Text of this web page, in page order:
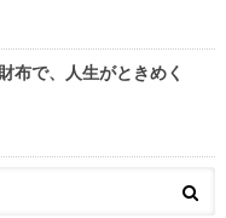
布で、人生がときめく